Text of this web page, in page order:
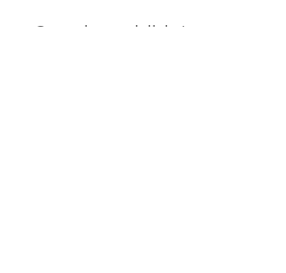
Sammlermodell, kein